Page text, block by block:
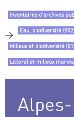
Inventaires d’archives
> Eau, biodiversité
Milieux et biodiversité
Littoral et milieux